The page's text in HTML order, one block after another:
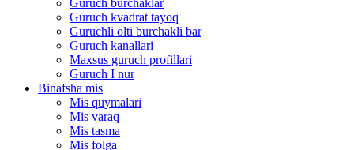
Guruch kvadrat tayoq
Guruchli olti burchakli bar
Guruch kanallari
Maxsus guruch profillari
Guruch I nur
Binafsha mis
Mis quymalari
Mis varaq
Mis tasma
Mis folga